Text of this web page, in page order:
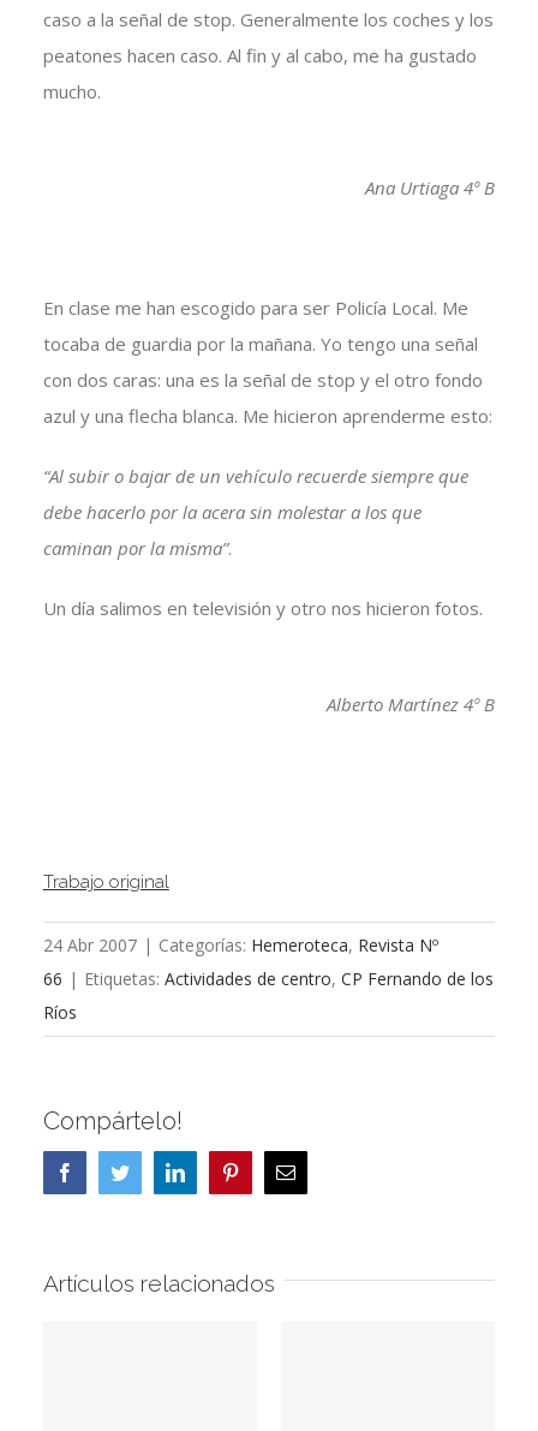
caso a la señal de stop. Generalmente los coches y los
peatones hacen caso. Al fin y al cabo, me ha gustado
mucho.
Ana Urtiaga 4º B
En clase me han escogido para ser Policía Local. Me
tocaba de guardia por la mañana. Yo tengo una señal
con dos caras: una es la señal de stop y el otro fondo
azul y una flecha blanca. Me hicieron aprenderme esto:
“Al subir o bajar de un vehículo recuerde siempre que
debe hacerlo por la acera sin molestar a los que
caminan por la misma”.
Un día salimos en televisión y otro nos hicieron fotos.
Alberto Martínez 4º B
Trabajo original
24 Abr 2007 | Categorías: Hemeroteca, Revista Nº
66 | Etiquetas: Actividades de centro, CP Fernando de los
Ríos
Compártelo!
FacebookTwitterLinkedInPinterestCorreo
electrónico
Artículos relacionados